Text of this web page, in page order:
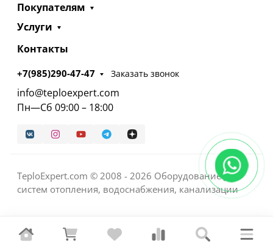
Покупателям
Услуги
Контакты
+7(985)290-47-47 Заказать звонок
info@teploexpert.com
Пн—Сб 09:00 – 18:00
TeploExpert.com © 2008 - 2026 Оборудование для
систем отопления, водоснабжения, канализации